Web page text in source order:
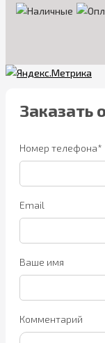
Заказать
Номер телефона*
Email
Ваше имя
Комментарий